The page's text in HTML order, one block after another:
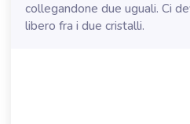
collegandone due uguali. Ci
libero fra i due cristalli.